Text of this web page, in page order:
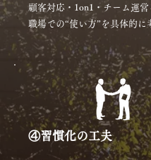
顧客対応・1on1・チーム運営
職場での“使い方”を具体的に
④習慣化の工夫